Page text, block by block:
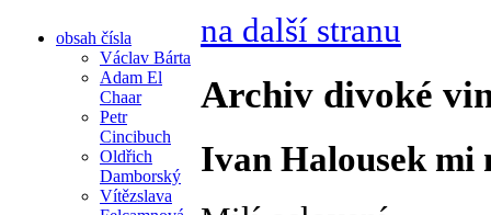
obsah čísla
Václav Bárta
Adam El
Chaar
Petr
Cincibuch
Oldřich
Damborský
Vítězslava
na další stranu
Archiv divoké
Ivan Halousek mi